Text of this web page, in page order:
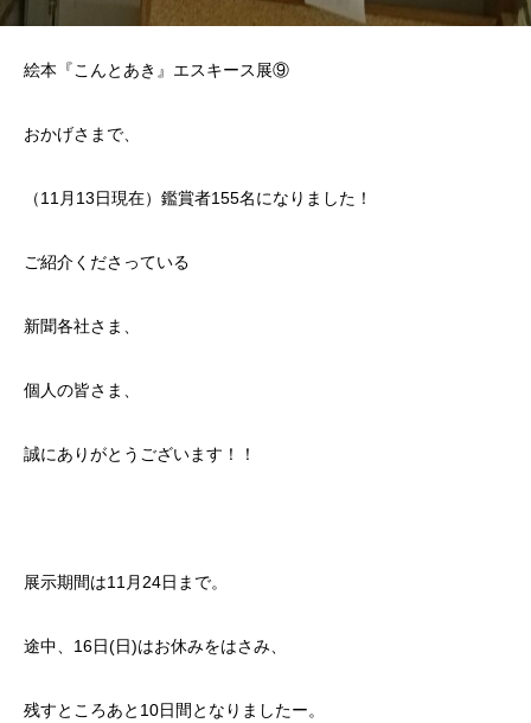
絵本『こんとあき』エスキース展⑨
おかげさまで、
（11月13日現在）鑑賞者155名になりました！
ご紹介くださっている
新聞各社さま、
個人の皆さま、
誠にありがとうございます！！
展示期間は11月24日まで。
途中、16日(日)はお休みをはさみ、
残すところあと10日間となりましたー。